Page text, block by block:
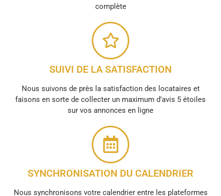
complète
SUIVI DE LA SATISFACTION
Nous suivons de près la satisfaction des locataires et
faisons en sorte de collecter un maximum d'avis 5 étoiles
sur vos annonces en ligne
SYNCHRONISATION DU CALENDRIER
Nous synchronisons votre calendrier entre les plateformes